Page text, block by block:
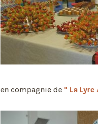
en compagnie de " La